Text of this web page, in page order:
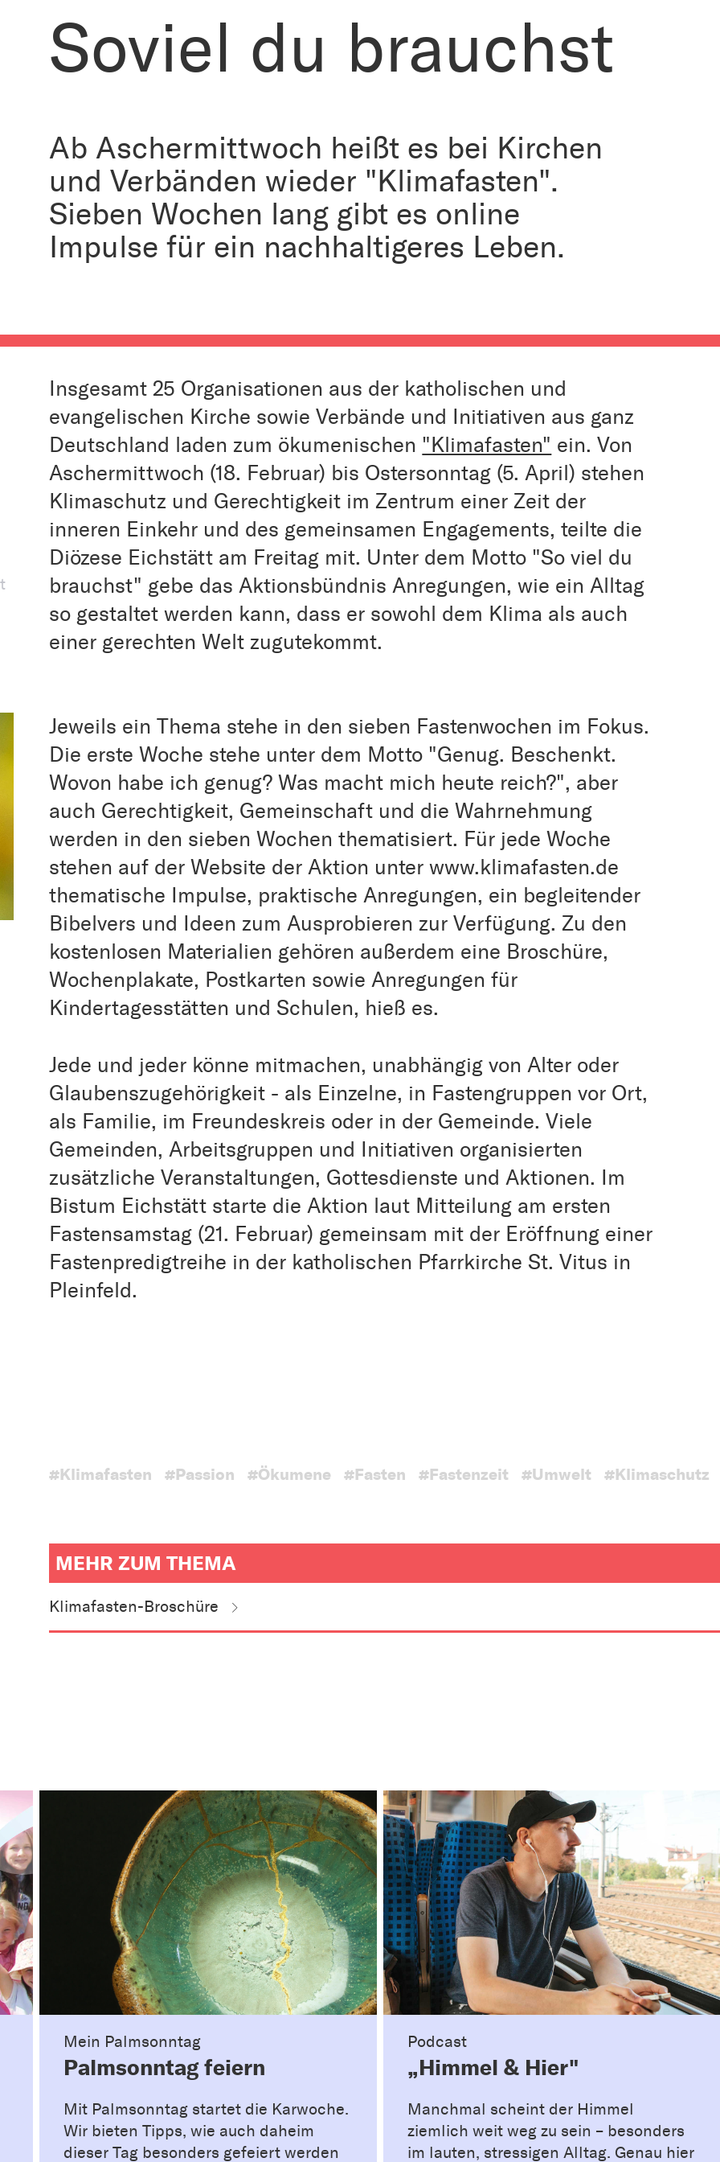
Soviel du brauchst
Ab Aschermittwoch heißt es bei Kirchen
und Verbänden wieder "Klimafasten".
Sieben Wochen lang gibt es online
Impulse für ein nachhaltigeres Leben.
Insgesamt 25 Organisationen aus der katholischen und
evangelischen Kirche sowie Verbände und Initiativen aus ganz
Deutschland laden zum ökumenischen "Klimafasten" ein. Von
Aschermittwoch (18. Februar) bis Ostersonntag (5. April) stehen
Klimaschutz und Gerechtigkeit im Zentrum einer Zeit der
inneren Einkehr und des gemeinsamen Engagements, teilte die
Diözese Eichstätt am Freitag mit. Unter dem Motto "So viel du
brauchst" gebe das Aktionsbündnis Anregungen, wie ein Alltag
so gestaltet werden kann, dass er sowohl dem Klima als auch
einer gerechten Welt zugutekommt.
Jeweils ein Thema stehe in den sieben Fastenwochen im Fokus.
Die erste Woche stehe unter dem Motto "Genug. Beschenkt.
Wovon habe ich genug? Was macht mich heute reich?", aber
auch Gerechtigkeit, Gemeinschaft und die Wahrnehmung
werden in den sieben Wochen thematisiert. Für jede Woche
stehen auf der Website der Aktion unter www.klimafasten.de
thematische Impulse, praktische Anregungen, ein begleitender
Bibelvers und Ideen zum Ausprobieren zur Verfügung. Zu den
kostenlosen Materialien gehören außerdem eine Broschüre,
Wochenplakate, Postkarten sowie Anregungen für
Kindertagesstätten und Schulen, hieß es.
Jede und jeder könne mitmachen, unabhängig von Alter oder
Glaubenszugehörigkeit - als Einzelne, in Fastengruppen vor Ort,
als Familie, im Freundeskreis oder in der Gemeinde. Viele
Gemeinden, Arbeitsgruppen und Initiativen organisierten
zusätzliche Veranstaltungen, Gottesdienste und Aktionen. Im
Bistum Eichstätt starte die Aktion laut Mitteilung am ersten
Fastensamstag (21. Februar) gemeinsam mit der Eröffnung einer
Fastenpredigtreihe in der katholischen Pfarrkirche St. Vitus in
Pleinfeld.
#Klimafasten #Passion #Ökumene #Fasten #Fastenzeit #Umwelt #Klimaschutz
MEHR ZUM THEMA
zum
Downloads
Klimafasten-Broschüre
Mein Palmsonntag
Palmsonntag feiern
Mit Palmsonntag startet die Karwoche.
Wir bieten Tipps, wie auch daheim
dieser Tag besonders gefeiert werden
Podcast
„Himmel & Hier"
Manchmal scheint der Himmel
ziemlich weit weg zu sein – besonders
im lauten, stressigen Alltag. Genau hier